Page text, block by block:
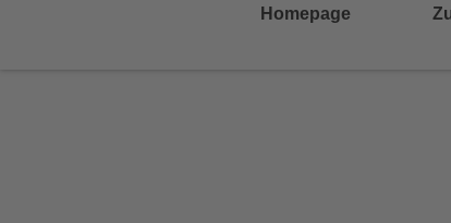
Homepage